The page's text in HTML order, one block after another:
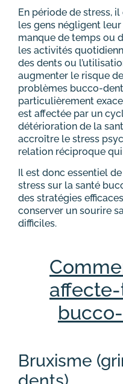
En période de stress,
les gens négligent
manque de temps ou
les activités
des dents ou
augmenter le risque
problèmes bucco-
particulièrement
est affectée par un
détérioration de la
accroître le stress
relation réciproque
Il est donc essentiel
stress sur la santé
des stratégies
conserver un sourire
difficiles.
Bruxisme